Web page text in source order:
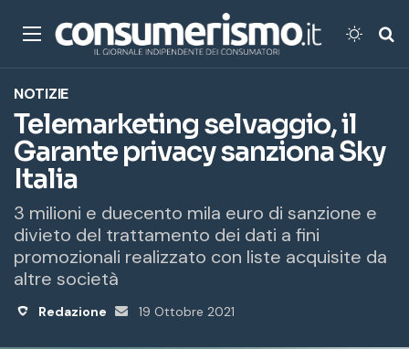
Menu
NOTIZIE
Telemarketing selvaggio, il
Garante privacy sanziona Sky
Italia
3 milioni e duecento mila euro di sanzione e
divieto del trattamento dei dati a fini
promozionali realizzato con liste acquisite da
altre società
Redazione
Invia
19 Ottobre 2021